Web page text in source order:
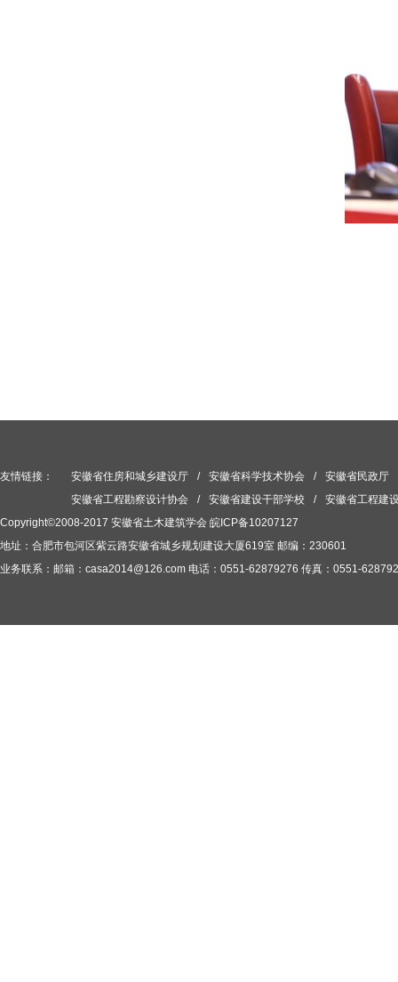
友情链接： 安徽省住房和城乡建设厅 / 安徽省科学技术协会 /
安徽省民政厅
安徽省工程勘察设计协会
/ 安徽省建设干部学校 /
安徽省工程建
Copyright©2008-2017 安徽省土木建筑学会 皖ICP备10207127
地址：合肥市包河区紫云路安徽省城乡规划建设大厦619室 邮编：230601
业务联系：邮箱：casa2014@126.com 电话：0551-62879276 传真：0551-